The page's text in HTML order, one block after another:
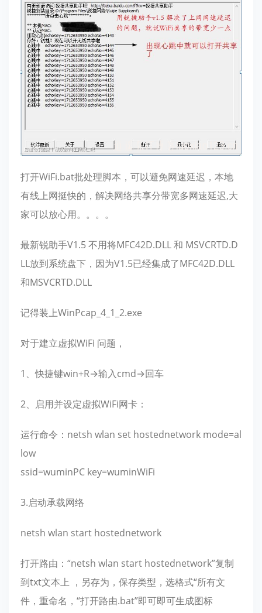
打开WiFi.bat批处理脚本，可以避免网速延迟，本地
有线上网挺快的，解决网络共享分带宽多网速延迟,大
家可以放心用。。。。
最新锐助手V1.5 不用将MFC42D.DLL 和 MSVCRTD.D
LL放到系统盘下，因为V1.5已经集成了MFC42D.DLL
和MSVCRTD.DLL
记得装上WinPcap_4_1_2.exe
对于建立虚拟WiFi 问题，
1、快捷键win+R→输入cmd→回车
2、启用并设定虚拟WiFi网卡：
运行命令：netsh wlan set hostednetwork mode=al
low
ssid=wuminPC key=wuminWiFi
3.启动承载网络
netsh wlan start hostednetwork
打开路由：“netsh wlan start hostednetwork”复制
到txt文本上 ，另存为，保存类型，选格式“所有文
件，重命名，“打开路由.bat”即可即可生成图标